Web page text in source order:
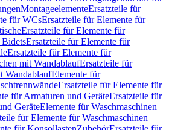
MontageelementeErsatzteile für
für WCsErsatzteile für Elemente für
Ersatzteile für Elemente für
Ersatzteile für Elemente für
Ersatzteile für Elemente für
mit WandablaufErsatzteile für
WandablaufElemente für
Ersatzteile für Elemente für
für Armaturen und GeräteErsatzteile für
GeräteElemente für Waschmaschinen
für Elemente für Waschmaschinen